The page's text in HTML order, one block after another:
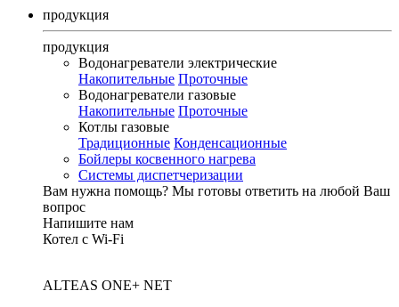
продукция
продукция
Водонагреватели электрические
Накопительные Проточные
Водонагреватели газовые
Накопительные Проточные
Котлы газовые
Традиционные Конденсационные
Бойлеры косвенного нагрева
Системы диспетчеризации
Вам нужна помощь? Мы готовы ответить на любой Ваш
вопрос
Напишите нам
Котел с Wi-Fi
ALTEAS ONE+ NET